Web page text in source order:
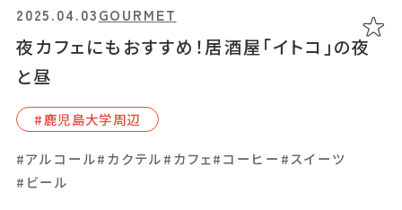
夜カフェにもおすすめ！居酒屋「イトコ」の夜
と昼
2025.04.03GOURMET
#⿅児島⼤学周辺
#アルコール#カクテル#カフェ#コーヒー #スイーツ
#ビール
夜カフェにもおすすめ！居酒屋「イトコ」の夜
と昼
2025.04.03GOURMET
#⿅児島⼤学周辺
#アルコール#カクテル#カフェ#コーヒー #スイーツ
#ビール